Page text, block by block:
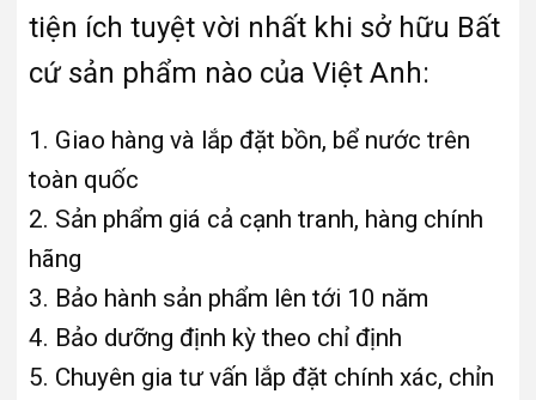
tiện ích tuyệt vời nhất khi sở hữu Bất
cứ sản phẩm nào của Việt Anh:
1. Giao hàng và lắp đặt bồn, bể nước trên
toàn quốc
2. Sản phẩm giá cả cạnh tranh, hàng chính
hãng
3. Bảo hành sản phẩm lên tới 10 năm
4. Bảo dưỡng định kỳ theo chỉ định
5. Chuyên gia tư vấn lắp đặt chính xác, chỉn